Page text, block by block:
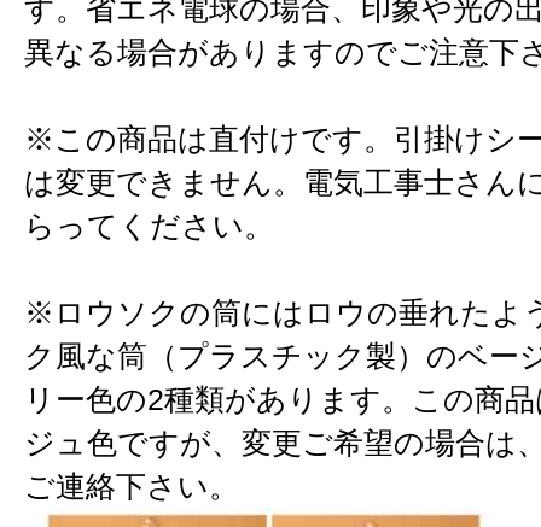
す。省エネ電球の場合、印象や光の
異なる場合がありますのでご注意下
※この商品は直付けです。引掛けシ
は変更できません。電気工事士さん
らってください。
※ロウソクの筒にはロウの垂れたよ
ク風な筒（プラスチック製）のベー
リー色の2種類があります。この商
ジュ色ですが、変更ご希望の場合は
ご連絡下さい。